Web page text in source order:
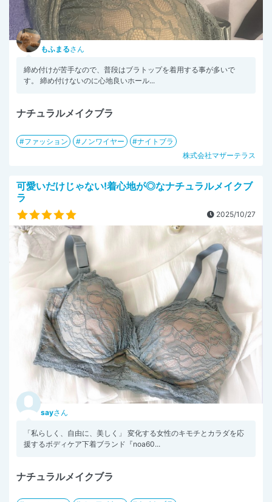
もふまるさん
締め付けが苦手なので、普段はブラトップを着用する事が多いで
す。 締め付けないのに心地良いホール...
ナチュラルメイクブラ
ファッション ノンワイヤー
ナイトブラ
株式会社マザーテラス
可愛いだけじゃない!着心地が◎なナチュラルメイクブ
ラ
2025/10/27
sayさん
「私らしく、自由に、美しく」 変化する女性のキモチとカラダを応
援するボディケア下着ブランド『noa60...
ナチュラルメイクブラ